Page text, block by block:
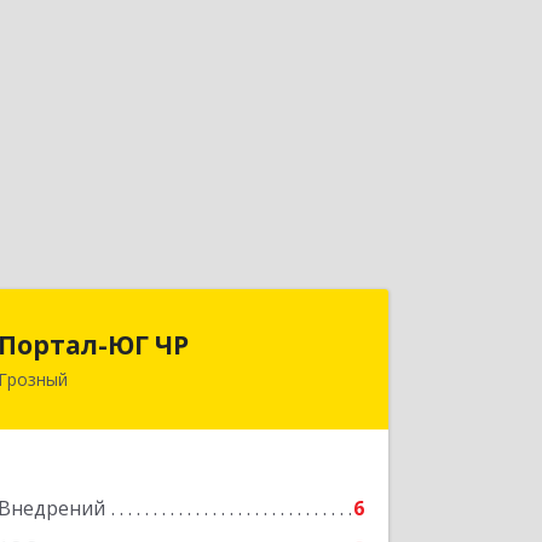
Портал-ЮГ ЧР
Грозный
Внедрений
6
364906, Чеченская Респ, Грозный г,